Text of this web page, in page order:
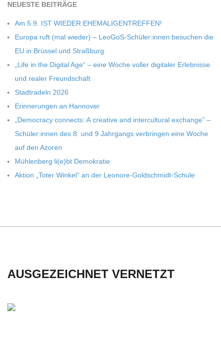
D
T
-
S
C
H
U
E
NEU­ESTE BEITRÄGE
Am 5.9. IST WIEDER EHEMALIGENTREFFEN!
Europa ruft (mal wie­der) – LeoGoS-Schüler:innen besu­chen die
EU in Brüs­sel und Straßburg
„Life in the Digi­tal Age“ – eine Woche vol­ler digi­ta­ler Erleb­nisse
und rea­ler Freundschaft
Stadt­ra­deln 2026
Erin­ne­run­gen an Hannover
„Demo­cracy con­nects: A crea­tive and inter­cul­tu­ral exch­ange” –
Schüler:innen des 8. und 9 Jahr­gangs ver­brin­gen eine Woche
auf den Azoren
Müh­len­berg li(e)bt Demokratie
Aktion „Toter Win­kel“ an der Leonore-Goldschmidt-Schule
AUSGEZEICHNET VERNETZT